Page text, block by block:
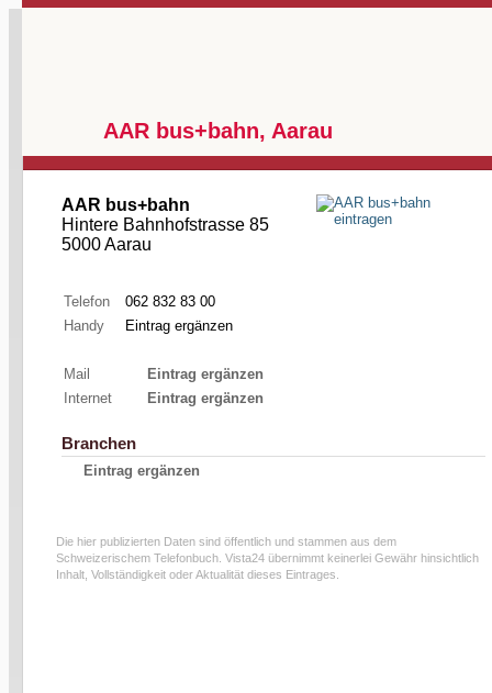
AAR bus+bahn, Aarau
AAR bus+bahn
Hintere Bahnhofstrasse 85
5000 Aarau
Telefon
062 832 83 00
Handy
Eintrag ergänzen
Mail
Eintrag ergänzen
Internet
Eintrag ergänzen
Branchen
Eintrag ergänzen
Die hier publizierten Daten sind öffentlich und stammen aus dem
Schweizerischem Telefonbuch. Vista24 übernimmt keinerlei Gewähr hinsichtlich
Inhalt, Vollständigkeit oder Aktualität dieses Eintrages.